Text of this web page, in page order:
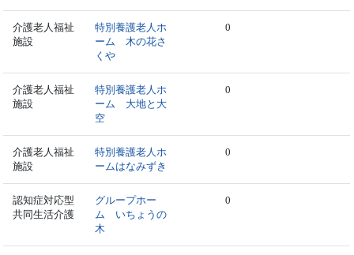
介護老人福祉
施設
特別養護老人ホ
ーム 木の花さ
くや
0
介護老人福祉
施設
特別養護老人ホ
ーム 大地と大
空
0
介護老人福祉
施設
特別養護老人ホ
ームはなみずき
0
認知症対応型
共同生活介護
グループホー
ム いちょうの
木
0